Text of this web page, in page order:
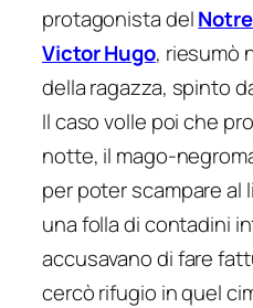
protagonista del
Victor Hugo, riesumò
della ragazza, spinto
Il caso volle poi che
notte, il mago-
per poter scampare al
una folla di contadini
accusavano di fare
cercò rifugio in quel